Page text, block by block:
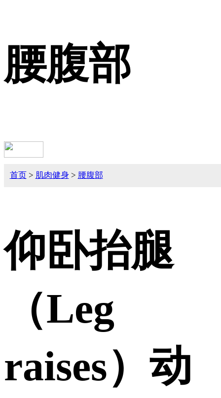
腰腹部
首页 > 肌肉健身 > 腰腹部
仰卧抬腿
（Leg
raises）动